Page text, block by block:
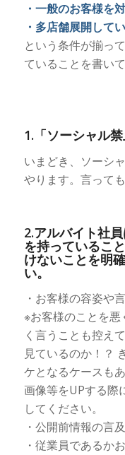
・一般のお客様を
・多店舗展開して
という条件が揃っ
ていることを書いて
1.「ソーシャル
いまどき、ソーシ
やります。言っても
2.アルバイト社
を持っているこ
けないことを明
い。
・お客様の容姿や
※お客様のことを悪
く言うことも控え
見ているのか！？
ケとなるケースも
画像等をUPする際
してください。
・公開前情報の言及
・従業員であるか